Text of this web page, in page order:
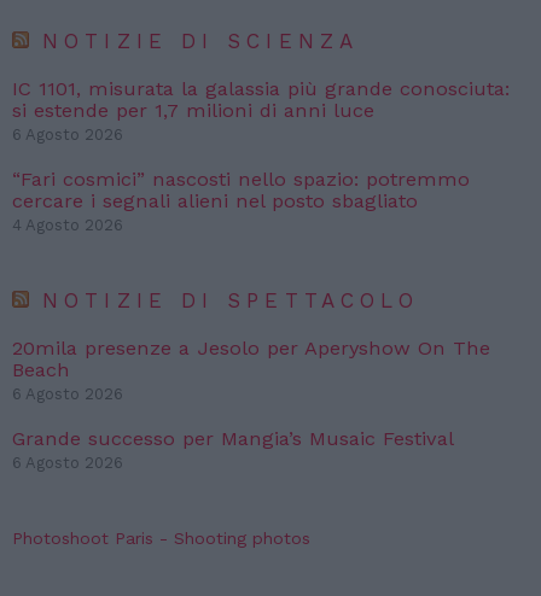
NOTIZIE DI SCIENZA
IC 1101, misurata la galassia più grande conosciuta:
si estende per 1,7 milioni di anni luce
6 Agosto 2026
“Fari cosmici” nascosti nello spazio: potremmo
cercare i segnali alieni nel posto sbagliato
4 Agosto 2026
NOTIZIE DI SPETTACOLO
20mila presenze a Jesolo per Aperyshow On The
Beach
6 Agosto 2026
Grande successo per Mangia’s Musaic Festival
6 Agosto 2026
Photoshoot Paris - Shooting photos